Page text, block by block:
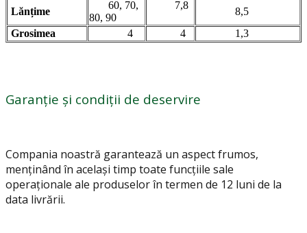
Lănțime
60, 70,
80, 90
7,8
8,5
Grosimea
4 4 1,3
Garanție și condiții de deservire
Compania noastră garantează un aspect frumos,
menținând în același timp toate funcțiile sale
operaționale ale produselor în termen de 12 luni de la
data livrării.